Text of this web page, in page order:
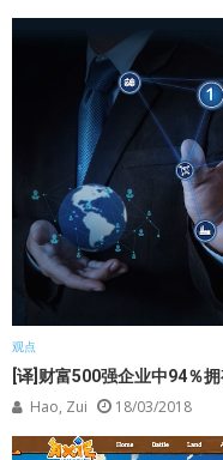
观点
[译]财富500强企业中94％
Hao, Zui 18/03/2018